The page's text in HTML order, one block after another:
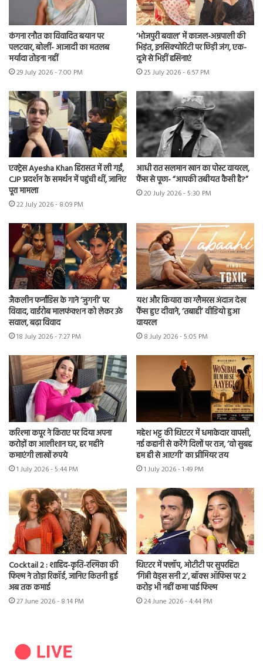
कंगना रनौत का विवादित बयान पर
पलटवार, बोलीं- आजादी का मतलब
मर्यादा तोड़ना नहीं
29 July 2026 - 7:00 PM
‘भोजपुरी बवाल’ में काजल-अम्रपाली की
भिड़ंत, इनसिक्योरिटी पर छिड़ी जंग, एक-
दूजे से भिड़ीं हसिनाएं
25 July 2026 - 6:57 PM
एक्ट्रेस Ayesha Khan हिरासत में ली गईं,
CJP प्रदर्शन के समर्थन में पहुंची थीं, जानिए
पूरा मामला
22 July 2026 - 8:09 PM
आधी रात सलमान खान का पोस्ट वायरल,
फैंस से पूछा- “आपकी तबीयत कैसी है?”
20 July 2026 - 5:30 PM
जैकलीन फर्नांडिस के गाने ‘जुगनी’ पर
विवाद, वार्डरोब मालफंक्शन को लेकर उठे
सवाल, बढ़ा विवाद
18 July 2026 - 7:27 PM
यश और कियारा का ग्लैमरस अंदाज देख
फैंस हुए दीवाने, ‘तबाही’ वीडियो हुआ
वायरल
8 July 2026 - 5:05 PM
करिश्मा कपूर ने किराए पर दिया अपना
करोड़ों का आलीशान घर, हर महीने
कमाएंगी लाखों रुपये
1 July 2026 - 5:44 PM
महेश भट्ट की थिएटर में धमाकेदार वापसी,
नई कहानी से करेंगे दिलों पर राज, ‘वो सुबह
हम ही से आएगी’ का प्रीमियर तय
1 July 2026 - 1:49 PM
Cocktail 2 : शाहिद-कृति-रश्मिका की
फिल्म ने तोड़ा रिकॉर्ड, जानिए कितनी हुई
अब तक कमाई
27 June 2026 - 8:14 PM
थिएटर में फ्लॉप, ओटीटी पर सुपरहिट!
‘गिन्नी वेड्स सनी 2’, बॉक्स ऑफिस पर 2
करोड़ भी नहीं कमा पाई फिल्म
24 June 2026 - 4:44 PM